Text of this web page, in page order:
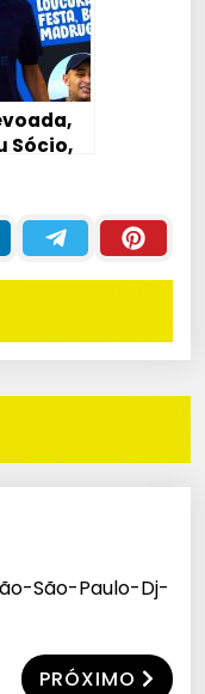
Sócio,
São-Paulo-Dj-
PRÓXIMO